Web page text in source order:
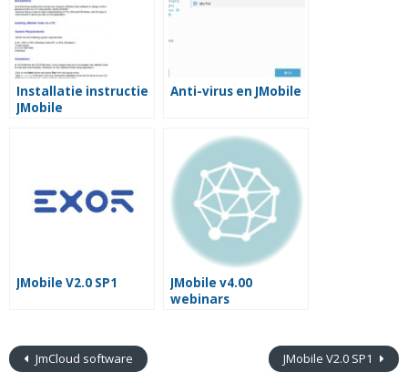
Installatie instructie
JMobile
Anti-virus en JMobile
JMobile V2.0 SP1
JMobile v4.00
webinars
JmCloud software JMobile V2.0 SP1